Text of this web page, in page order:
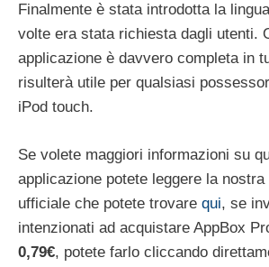
Finalmente è stata introdotta la
volte era stata richiesta dagli utenti.
applicazione è davvero completa in
risulterà utile per qualsiasi
iPod touch.
Se volete maggiori informazioni su
applicazione potete leggere la
ufficiale che potete trovare qui, se
intenzionati ad acquistare AppBox
0,79€, potete farlo cliccando